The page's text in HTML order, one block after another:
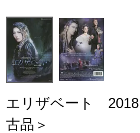
エリザベート
古品＞